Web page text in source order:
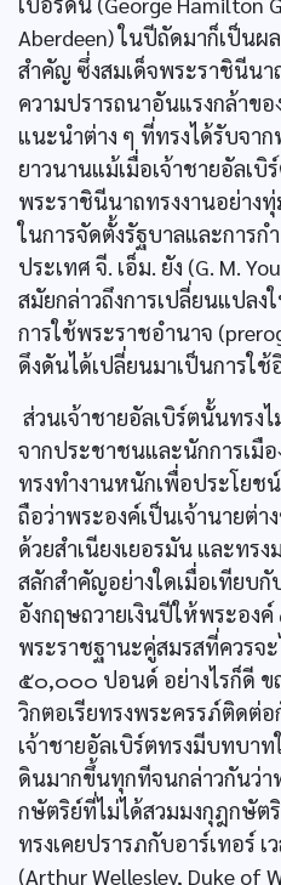
Aberdeen) ในปีถัดมาก็เป็นผ
สำคัญ ซึ่งสมเด็จพระราชินีนา
ความปรารถนาอันแรงกล้าข
แนะนำต่าง ๆ ที่ทรงได้รับจา
ยาวนานแม้เมื่อเจ้าชายอัลเ
พระราชินีนาถทรงงานอย่าง
ในการจัดตั้งรัฐบาลและการ
ประเทศ จี. เอ็ม. ยัง (G. M.
สมัยกล่าวถึงการเปลี่ยนแปล
การใช้พระราชอำนาจ
ดึงดันได้เปลี่ยนมาเป็นการใ
ส่วนเจ้าชายอัลเบิร์ตนั้นทรง
จากประชาชนและนักการเมื
ทรงทำงานหนักเพื่อประโย
ถือว่าพระองค์เป็นเจ้านายต่
ด้วยสำเนียงเยอรมัน และทร
สลักสำคัญอย่างใดเมื่อเทียบ
อังกฤษถวายเงินปีให้พระอง
พระราชฐานะคู่สมรสที่ควรจ
๕๐,๐๐๐ ปอนด์ อย่างไรก็ดี
วิกตอเรียทรงพระครรภ์ติดต่
เจ้าชายอัลเบิร์ตทรงมีบทบา
ดินมากขึ้นทุกทีจนกล่าวกันว่า
กษัตริย์ที่ไม่ได้สวมมงกุฎกษัต
ทรงเคยปรารภกับอาร์เทอร์ เ
(Arthur Wellesley, Duke of